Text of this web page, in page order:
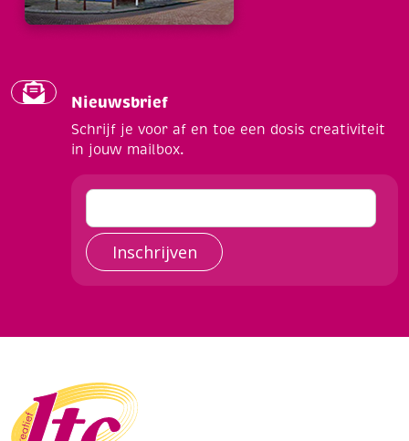
Nieuwsbrief
Schrijf je voor af en toe een dosis creativiteit
in jouw mailbox.
Inschrijven